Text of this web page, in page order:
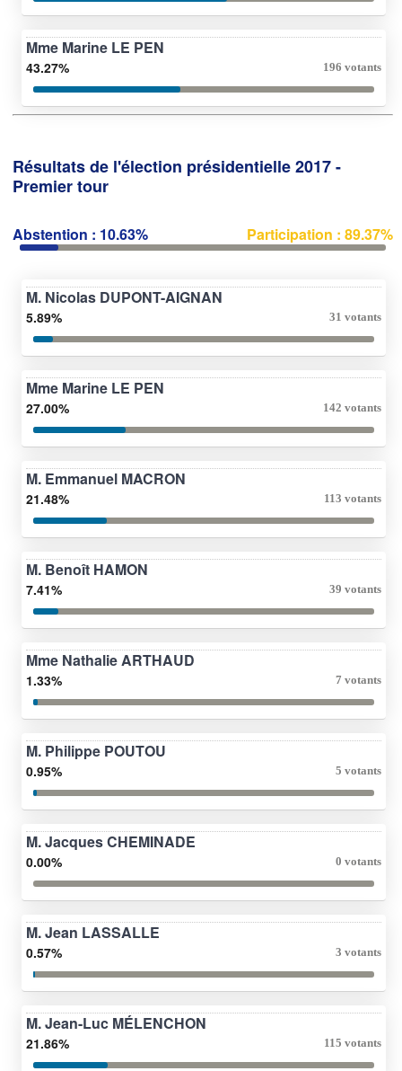
Mme Marine LE PEN
43.27% 196 votants
Résultats de l'élection présidentielle 2017 -
Premier tour
Abstention : 10.63% Participation : 89.37%
M. Nicolas DUPONT-AIGNAN
5.89% 31 votants
Mme Marine LE PEN
27.00% 142 votants
M. Emmanuel MACRON
21.48% 113 votants
M. Benoît HAMON
7.41% 39 votants
Mme Nathalie ARTHAUD
1.33% 7 votants
M. Philippe POUTOU
0.95% 5 votants
M. Jacques CHEMINADE
0.00% 0 votants
M. Jean LASSALLE
0.57% 3 votants
M. Jean-Luc MÉLENCHON
21.86% 115 votants